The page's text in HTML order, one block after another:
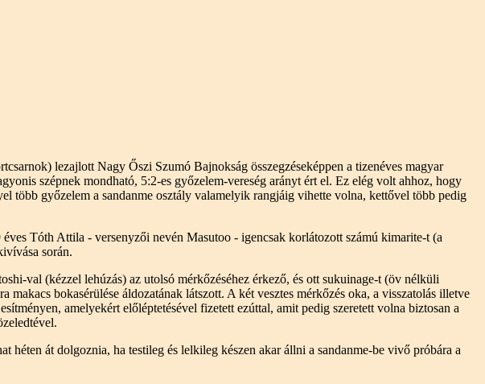
lezajlott Nagy Őszi Szumó Bajnokság összegzéseképpen a tizenéves magyar
szépnek mondható, 5:2-es győzelem-vereség arányt ért el. Ez elég volt ahhoz, hogy
több győzelem a sandanme osztály valamelyik rangjáig vihette volna, kettővel több pedig
Tóth Attila - versenyzői nevén Masutoo - igencsak korlátozott számú kimarite-t (a
során.
val (kézzel lehúzás) az utolsó mérkőzéséhez érkező, és ott sukuinage-t (öv nélküli
makacs bokasérülése áldozatának látszott. A két vesztes mérkőzés oka, a visszatolás illetve
amelyekért előléptetésével fizetett ezúttal, amit pedig szeretett volna biztosan a
héten át dolgoznia, ha testileg és lelkileg készen akar állni a sandanme-be vivő próbára a